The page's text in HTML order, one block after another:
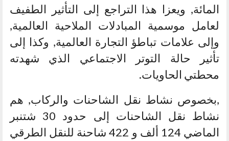
المائة, ويعزا هذا التراجع إلى التأثير الطفيف
لعامل موسمية المبادلات الملاحية العالمية,
وإلى علامات تباطؤ التجارة العالمية, وكذا إلى
تأثير حالة التوتر الاجتماعي الذي شهدته
محطتي الحاويات.
,بخصوص نشاط نقل الشاحنات والركاب, هم
نشاط نقل الشاحنات إلى حدود 30 شتنبر
الماضي 124 ألف و 422 شاحنة للنقل الطرقي